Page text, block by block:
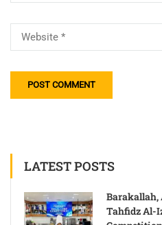
LATEST POSTS
Barakallah,
Tahfidz Al-